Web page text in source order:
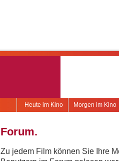
Morgen im Kino
Heute im Kino
Forum.
Zu jedem Film können Sie Ihre